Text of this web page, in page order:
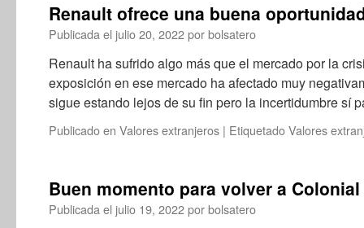
Renault ofrece una buena
Publicada el julio 20, 2022porbolsatero
Renault ha sufrido algo más que el mercado por la
exposición en ese mercado ha afectado muy
sigue estando lejos de su fin pero la incertidumbre sí
Publicado en Valores extranjeros | EtiquetadoValores
Buen momento para volver a Colonial
Publicada el julio 19, 2022porbolsatero